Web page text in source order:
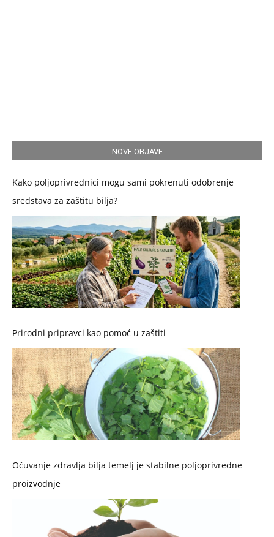
NOVE OBJAVE
Kako poljoprivrednici mogu sami pokrenuti odobrenje
sredstava za zaštitu bilja?
Prirodni pripravci kao pomoć u zaštiti
Očuvanje zdravlja bilja temelj je stabilne poljoprivredne
proizvodnje